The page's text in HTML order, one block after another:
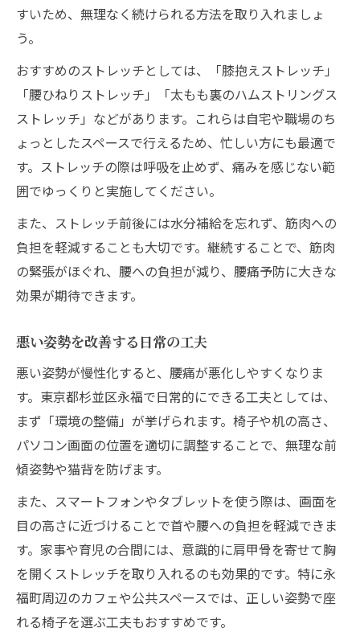
すいため、無理なく続けられる方法を取り入れましょ
う。
おすすめのストレッチとしては、「膝抱えストレッチ」
「腰ひねりストレッチ」「太もも裏のハムストリングス
ストレッチ」などがあります。これらは自宅や職場のち
ょっとしたスペースで行えるため、忙しい方にも最適で
す。ストレッチの際は呼吸を止めず、痛みを感じない範
囲でゆっくりと実施してください。
また、ストレッチ前後には水分補給を忘れず、筋肉への
負担を軽減することも大切です。継続することで、筋肉
の緊張がほぐれ、腰への負担が減り、腰痛予防に大きな
効果が期待できます。
悪い姿勢を改善する日常の工夫
悪い姿勢が慢性化すると、腰痛が悪化しやすくなりま
す。東京都杉並区永福で日常的にできる工夫としては、
まず「環境の整備」が挙げられます。椅子や机の高さ、
パソコン画面の位置を適切に調整することで、無理な前
傾姿勢や猫背を防げます。
また、スマートフォンやタブレットを使う際は、画面を
目の高さに近づけることで首や腰への負担を軽減できま
す。家事や育児の合間には、意識的に肩甲骨を寄せて胸
を開くストレッチを取り入れるのも効果的です。特に永
福町周辺のカフェや公共スペースでは、正しい姿勢で座
れる椅子を選ぶ工夫もおすすめです。